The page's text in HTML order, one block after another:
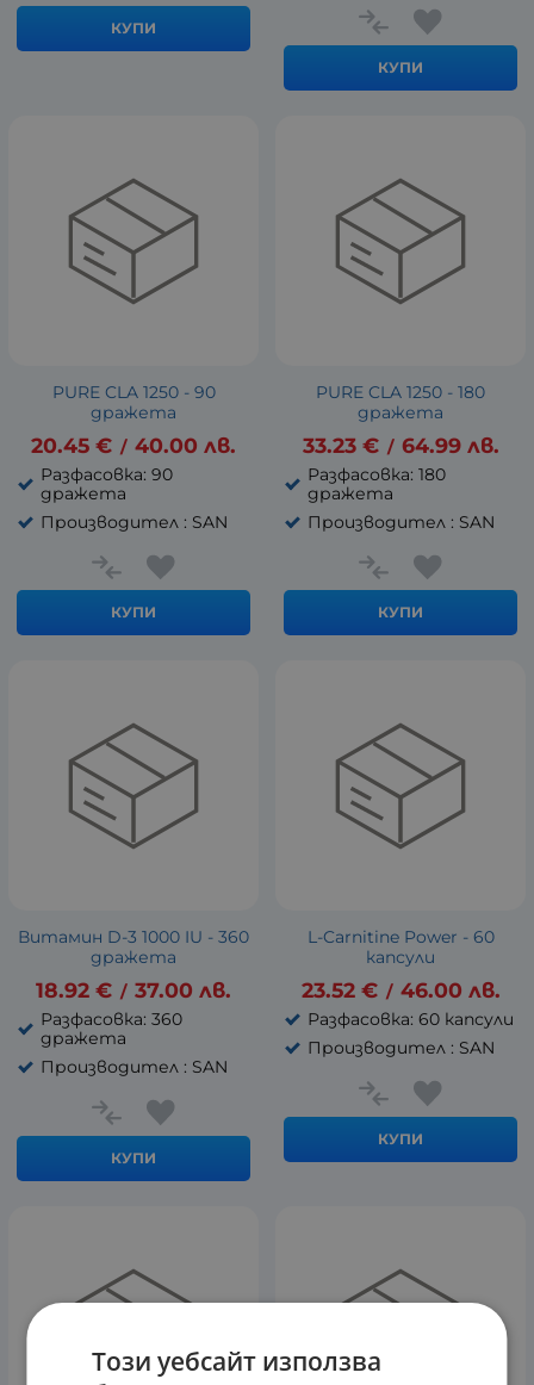
КУПИ
КУПИ
PURE CLA 1250 - 90
дражета
20.45 € / 40.00 лв.
Разфасовка: 90
дражета
Производител : SAN
КУПИ
PURE CLA 1250 - 180
дражета
33.23 € / 64.99 лв.
Разфасовка: 180
дражета
Производител : SAN
КУПИ
Витамин D-3 1000 IU - 360
дражета
18.92 € / 37.00 лв.
Разфасовка: 360
дражета
Производител : SAN
КУПИ
L-Carnitine Power - 60
капсули
23.52 € / 46.00 лв.
Разфасовка: 60 капсули
Производител : SAN
КУПИ
Този уебсайт използва